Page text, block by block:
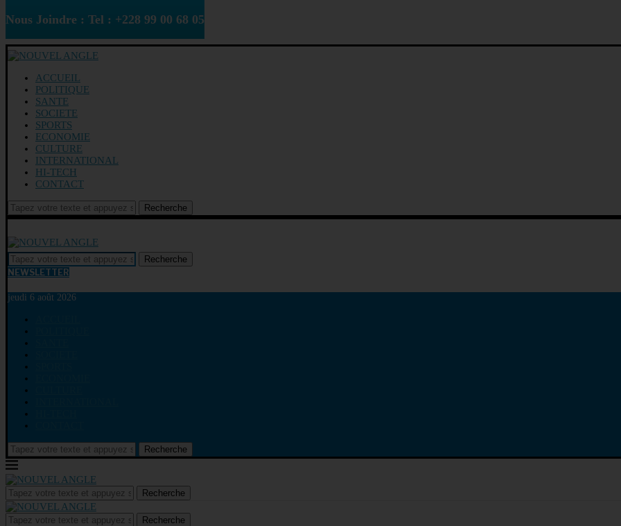
Nous Joindre : Tel : +228 99 00 68 05
ACCUEIL
POLITIQUE
SANTE
SOCIETE
SPORTS
ECONOMIE
CULTURE
INTERNATIONAL
HI-TECH
CONTACT
Recherche
Recherche
NEWSLETTER
jeudi 6 août 2026
Recherche
Recherche
Recherche